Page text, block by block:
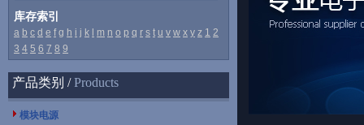
库存索引
a b c d e f g h i j k m n o p q r s t u v w x y z 1 2
3 4 5 6 7 8 9
产品类别 /Products
模块电源